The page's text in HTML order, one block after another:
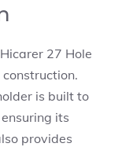
27 Hole
is built to
its
provides